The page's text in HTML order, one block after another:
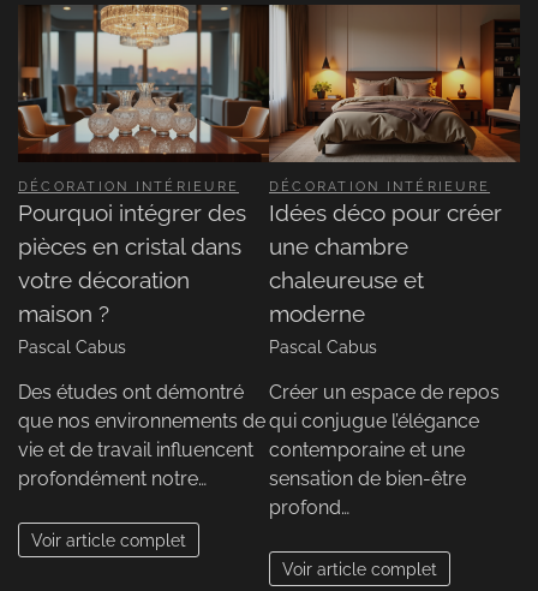
DÉCORATION INTÉRIEURE
Pourquoi intégrer des
pièces en cristal dans
votre décoration
maison ?
Pascal Cabus
Des études ont démontré
que nos environnements de
vie et de travail influencent
profondément notre…
Voir article complet
DÉCORATION INTÉRIEURE
Idées déco pour créer
une chambre
chaleureuse et
moderne
Pascal Cabus
Créer un espace de repos
qui conjugue l’élégance
contemporaine et une
sensation de bien-être
profond…
Voir article complet